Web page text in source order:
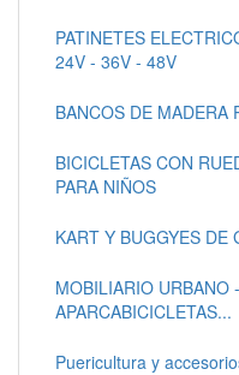
PATINETES
24V - 36V - 48V
BANCOS DE MADERA
BICICLETAS CON
PARA NIÑOS
KART Y BUGGYES DE
MOBILIARIO URBANO
APARCABICICLETAS...
Puericultura y